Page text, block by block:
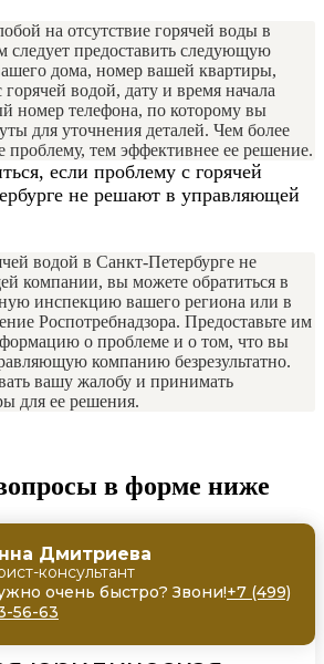
на отсутствие горячей воды в
следует предоставить следующую
дома, номер вашей квартиры,
водой, дату и время начала
номер телефона, по которому вы
для уточнения деталей. Чем более
тем эффективнее ее решение.
если проблему с горячей
не решают в управляющей
водой в Санкт-Петербурге не
компании, вы можете обратиться в
инспекцию вашего региона или в
Роспотребнадзора. Предоставьте им
о проблеме и о том, что вы
компанию безрезультатно.
вашу жалобу и принимать
для ее решения.
в форме ниже